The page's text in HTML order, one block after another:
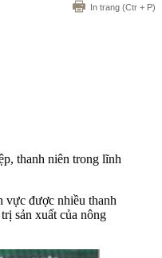
In trang (Ctr + P)
thanh niên trong lĩnh
vực được nhiều thanh
sản xuất của nông